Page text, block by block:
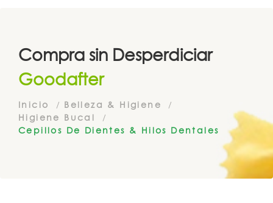
Compra sin Desperdiciar
Goodafter
Inicio
Belleza & Higiene
Higiene Bucal
Cepillos De Dientes & Hilos Dentales